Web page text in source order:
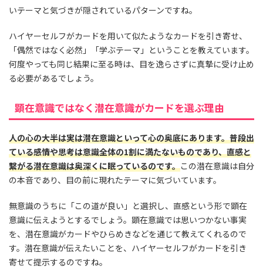
いテーマと気づきが隠されているパターンですね。
ハイヤーセルフがカードを用いて似たようなカードを引き寄せ、
「偶然ではなく必然」「学ぶテーマ」ということを教えています。
何度やっても同じ結果に至る時は、目を逸らさずに真摯に受け止め
る必要があるでしょう。
顕在意識ではなく潜在意識がカードを選ぶ理由
人の心の大半は実は潜在意識といって心の奥底にあります。普段出
ている感情や思考は意識全体の1割に満たないものであり、直感と
繋がる潜在意識は奥深くに眠っているのです。この潜在意識は自分
の本音であり、目の前に現れたテーマに気づいています。
無意識のうちに「この道が良い」と選択し、直感という形で顕在
意識に伝えようとするでしょう。顕在意識では思いつかない事実
を、潜在意識がカードやひらめきなどを通じて教えてくれるので
す。潜在意識が伝えたいことを、ハイヤーセルフがカードを引き
寄せて提示するのですね。